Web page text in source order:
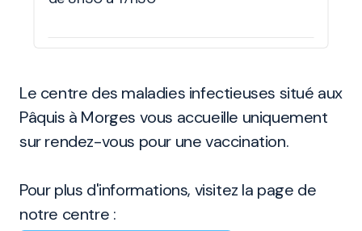
Le centre des maladies infectieuses situé aux
Pâquis à Morges vous accueille uniquement
sur rendez-vous pour une vaccination.
Pour plus d'informations, visitez la page de
notre centre :